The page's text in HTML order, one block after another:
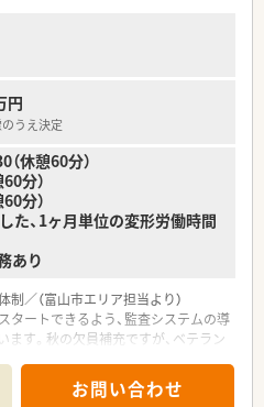
な取り組みをされています。
通しの良い職場環境です。
非常に良好で、温かい雰囲気の中で和
開催されており、スタッフ全員が
努めている前向きな職場です。
円
うえ決定
休憩60分）
分）
分）
た、1ヶ月単位の変形労働時間
あり
／（富山市エリア担当より）
タートできるよう、監査システムの導
ます。秋の欠員補充ですが、ベテラン
＊
お問い合わせ